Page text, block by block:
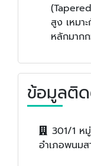
สูง เหมา
หลักมาก
ข้อมูลติ
301/1 ห
อำเภอพนมส